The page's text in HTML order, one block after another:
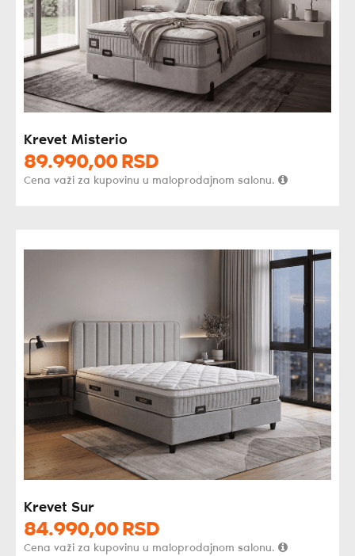
Krevet Misterio
89.990,00 RSD
Cena važi za kupovinu u maloprodajnom salonu.
Krevet Sur
84.990,00 RSD
Cena važi za kupovinu u maloprodajnom salonu.